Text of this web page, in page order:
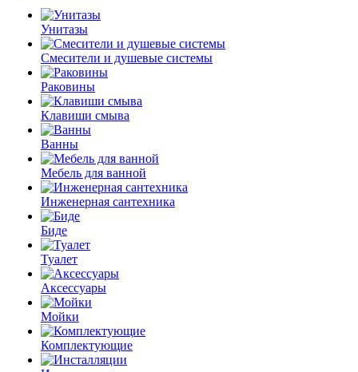
Унитазы
Смесители и душевые системы
Раковины
Клавиши смыва
Ванны
Мебель для ванной
Инженерная сантехника
Биде
Туалет
Аксессуары
Мойки
Комплектующие